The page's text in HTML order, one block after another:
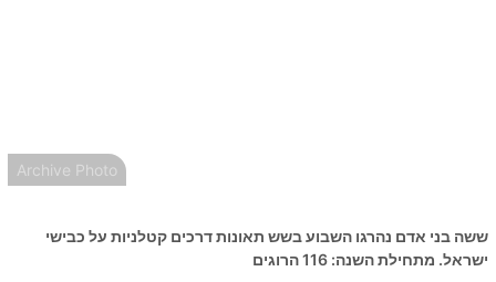
Archive Photo
ששה בני אדם נהרגו השבוע בשש תאונות דרכים קטלניות על כבישי
ישראל. מתחילת השנה: 116 הרוגים